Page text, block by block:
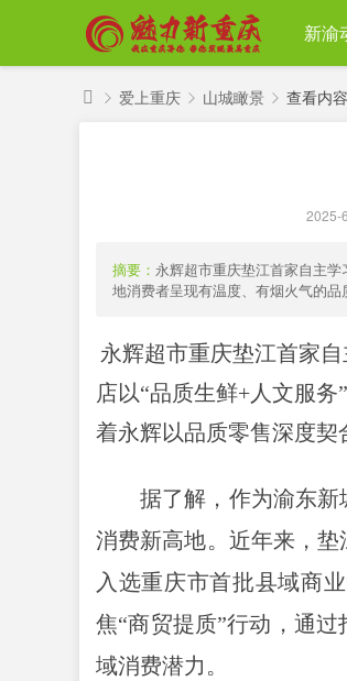
新渝
爱上重庆 山城瞰景 查看内容
2025-
摘要： 永辉超市重庆垫江首家自主
地消费者呈现有温度、有烟火气的
永辉超市重庆垫江首家
店以“品质生鲜+人文服
着永辉以品质零售深度契
据了解，作为渝东
消费新高地。近年来，
入选重庆市首批县域商
焦“商贸提质”行动，通
域消费潜力。